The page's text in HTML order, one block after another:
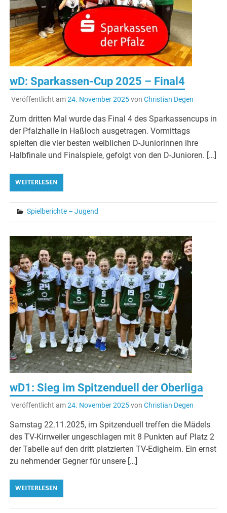
wD: Sparkassen-Cup 2025 – Final4
Veröffentlicht am24. November 2025von Christian Degen
Zum dritten Mal wurde das Final 4 des Sparkassencups in
der Pfalzhalle in Haßloch ausgetragen. Vormittags
spielten die vier besten weiblichen D-Juniorinnen ihre
Halbfinale und Finalspiele, gefolgt von den D-Junioren. […]
WEITERLESEN
Spielberichte – Jugend
wD1: Sieg im Spitzenduell der Oberliga
Veröffentlicht am24. November 2025von Christian Degen
Samstag 22.11.2025, im Spitzenduell treffen die Mädels
des TV-Kirrweiler ungeschlagen mit 8 Punkten auf Platz 2
der Tabelle auf den dritt platzierten TV-Edigheim. Ein ernst
zu nehmender Gegner für unsere […]
WEITERLESEN